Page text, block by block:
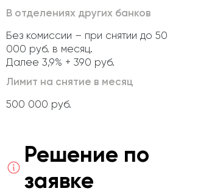
В отделениях других банков
Без комиссии – при снятии до 50
000 руб. в месяц.
Далее 3,9% + 390 руб.
Лимит на снятие в месяц
500 000 руб.
Решение по
заявке